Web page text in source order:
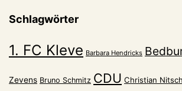
Schlagwörter
1. FC Kleve Barbara Hendricks
Zevens Bruno Schmitz CDU Christian Nitsch